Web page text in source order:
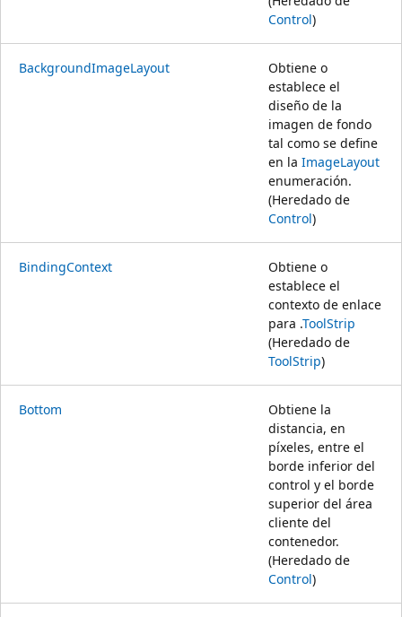
Control)
BackgroundImageLayout
Obtiene o
establece el
diseño de la
imagen de fondo
tal como se define
en la ImageLayout
enumeración.
(Heredado de
Control)
BindingContext
Obtiene o
establece el
contexto de enlace
para .ToolStrip
(Heredado de
ToolStrip)
Bottom
Obtiene la
distancia, en
píxeles, entre el
borde inferior del
control y el borde
superior del área
cliente del
contenedor.
(Heredado de
Control)